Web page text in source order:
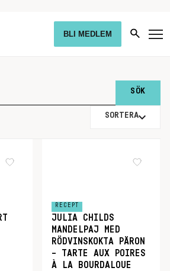
BLI MEDLEM
SORTERA
RECEPT
JULIA CHILDS
MANDELPAJ MED
RÖDVINSKOKTA PÄRON
– TARTE AUX POIRES
À LA BOURDALOUE